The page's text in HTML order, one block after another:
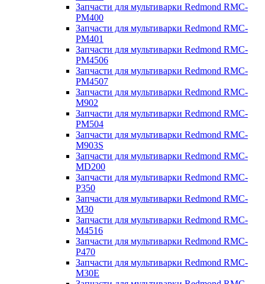
Запчасти для мультиварки Redmond RMC-
PM400
Запчасти для мультиварки Redmond RMC-
PM401
Запчасти для мультиварки Redmond RMC-
PM4506
Запчасти для мультиварки Redmond RMC-
PM4507
Запчасти для мультиварки Redmond RMC-
M902
Запчасти для мультиварки Redmond RMC-
PM504
Запчасти для мультиварки Redmond RMC-
M903S
Запчасти для мультиварки Redmond RMC-
MD200
Запчасти для мультиварки Redmond RMC-
P350
Запчасти для мультиварки Redmond RMC-
M30
Запчасти для мультиварки Redmond RMC-
M4516
Запчасти для мультиварки Redmond RMC-
P470
Запчасти для мультиварки Redmond RMC-
M30E